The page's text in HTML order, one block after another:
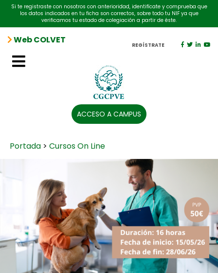
Si te registraste con nosotros con anterioridad, identifícate y comprueba que
los datos indicados en tu ficha son correctos, sobre todo tu NIF ya que
verificamos tu estado de colegiación a partir de éste.
Web COLVET REGÍSTRATE
ACCESO A CAMPUS
Portada > Cursos On Line